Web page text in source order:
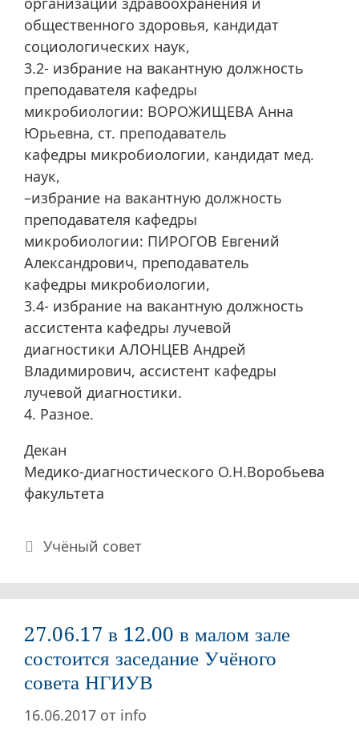
общественного здоровья, кандидат
социологических наук,
3.2- избрание на вакантную должность
преподавателя кафедры
микробиологии: ВОРОЖИЩЕВА Анна
Юрьевна, ст. преподаватель
кафедры микробиологии, кандидат мед.
наук,
–избрание на вакантную должность
преподавателя кафедры
микробиологии: ПИРОГОВ Евгений
Александрович, преподаватель
кафедры микробиологии,
3.4- избрание на вакантную должность
ассистента кафедры лучевой
диагностики АЛОНЦЕВ Андрей
Владимирович, ассистент кафедры
лучевой диагностики.
4. Разное.
Декан
Медико-диагностического О.Н.Воробьева
факультета
Рубрики
Учёный совет
27.06.17 в 12.00 в малом зале
состоится заседание Учёного
совета НГИУВ
16.06.2017 от info